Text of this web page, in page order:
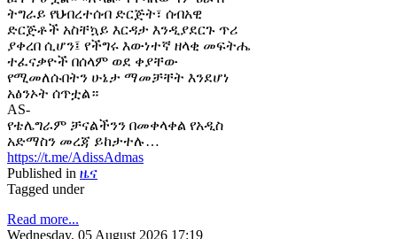
ትግራይ የህብረተሰብ ድርጅት፣ ሰብአዊ
ድርጅቶች አስቸኳይ እርዳታ እንዲያደርጉ ጥሪ
ያቀረበ ሲሆን፤ የችግሩ እውነተኛ ዘላቂ መፍትሔ
ተፈናቃዮች በሰላም ወደ ቀያቸው
የሚመለሱበትን ሁኔታ ማመቻቸት እንደሆነ
አፅንኦት ሰጥቷል።
AS-
የቴሌግራም ቻናልችንን በመቀላቀል የአዲስ
አድማስን መረጃ ይከታተሉ…
https://t.me/AdissAdmas
Published in ዜና
Tagged under
Read more...
Wednesday, 05 August 2026 17:19